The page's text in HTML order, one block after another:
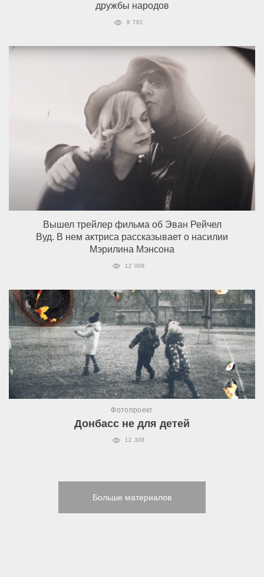
дружбы народов
9 792
Вышел трейлер фильма об Эван Рейчел
Вуд. В нем актриса рассказывает о насилии
Мэрилина Мэнсона
12 008
Фотопроект
Донбасс не для детей
12 308
Больше материалов